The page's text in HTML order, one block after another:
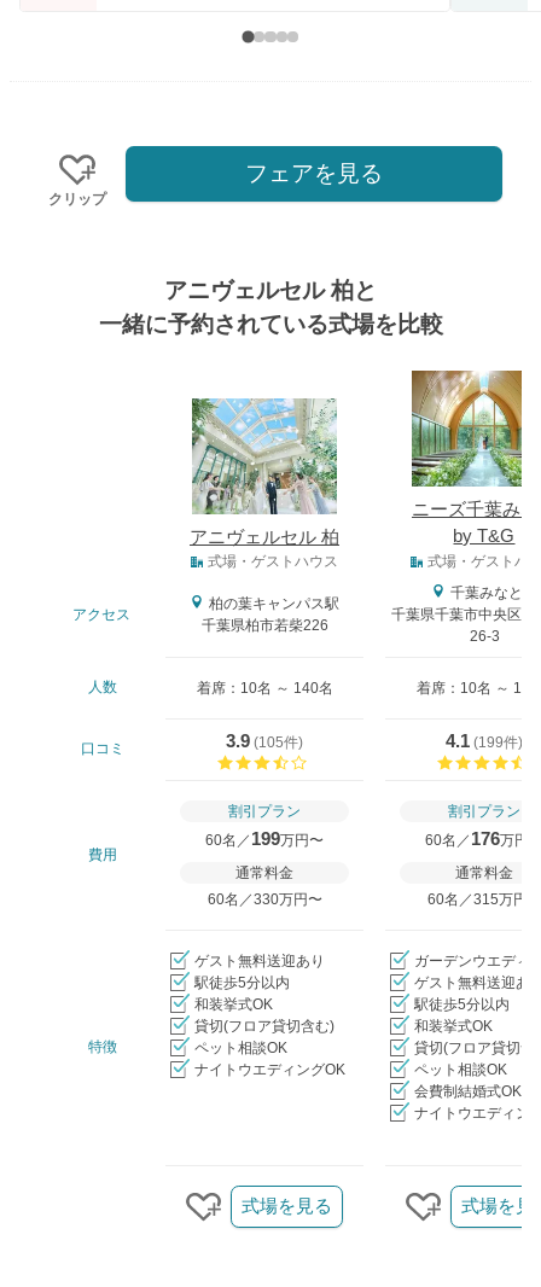
クリップ
フェアを見る
アニヴェルセル 柏と
一緒に予約されている式場を比較
アニヴェルセル 柏
ニーズ千葉み
by T&G
式場・ゲストハウス 式場・ゲストハ
アクセス
柏の葉キャンパス駅
千葉県柏市若柴226
千葉みなと駅
千葉県千葉市中央区中
26-3
人数 着席：10名 ～ 140名 着席：10名 ～ 130
口コミ 3.9 (105件)
4.1 (199件)
費用
割引プラン
60名／ 199万円〜
通常料金
60名／330万円〜
割引プラン
60名／ 176万円
通常料金
60名／315万円〜
特徴
ゲスト無料送迎あり
駅徒歩5分以内
和装挙式OK
貸切(フロア貸切含む)
ペット相談OK
ナイトウエディングOK
ガーデンウエディ
ゲスト無料送迎あ
駅徒歩5分以内
和装挙式OK
貸切(フロア貸切含
ペット相談OK
会費制結婚式OK
ナイトウエディン
クリップする
式場を見る
クリップす
式場を見